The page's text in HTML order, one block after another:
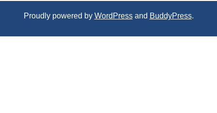
Proudly powered by WordPressand BuddyPress.